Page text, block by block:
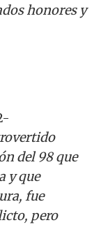
s honores y
del 98 que
y que
fue
pero